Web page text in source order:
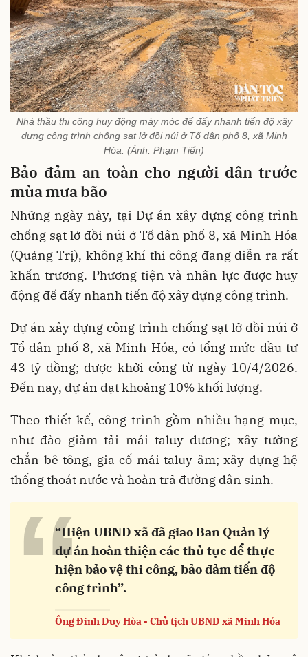
Nhà thầu thi công huy động máy móc để đẩy nhanh tiến độ xây
dựng công trình chống sạt lở đồi núi ở Tổ dân phố 8, xã Minh
Hóa. (Ảnh: Phạm Tiến)
Bảo đảm an toàn cho người dân trước
mùa mưa bão
Những ngày này, tại Dự án xây dựng công trình
chống sạt lở đồi núi ở Tổ dân phố 8, xã Minh Hóa
(Quảng Trị), không khí thi công đang diễn ra rất
khẩn trương. Phương tiện và nhân lực được huy
động để đẩy nhanh tiến độ xây dựng công trình.
Dự án xây dựng công trình chống sạt lở đồi núi ở
Tổ dân phố 8, xã Minh Hóa, có tổng mức đầu tư
43 tỷ đồng; được khởi công từ ngày 10/4/2026.
Đến nay, dự án đạt khoảng 10% khối lượng.
Theo thiết kế, công trình gồm nhiều hạng mục,
như đào giảm tải mái taluy dương; xây tường
chắn bê tông, gia cố mái taluy âm; xây dựng hệ
thống thoát nước và hoàn trả đường dân sinh.
““Hiện UBND xã đã giao Ban Quản lý
dự án hoàn thiện các thủ tục để thực
hiện bảo vệ thi công, bảo đảm tiến độ
công trình”.
Ông Đinh Duy Hòa - Chủ tịch UBND xã Minh Hóa